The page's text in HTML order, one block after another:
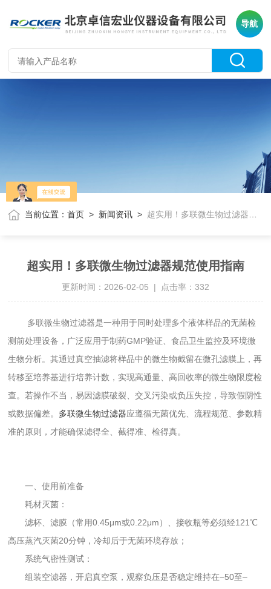
导航
当前位置：首页 > 新闻资讯 > 超实用！多联微生物过滤器规范使用指南
超实用！多联微生物过滤器规范使用指南
更新时间：2026-02-05 | 点击率：332
多联微生物过滤器是一种用于同时处理多个液体样品的无菌检
测前处理设备，广泛应用于制药GMP验证、食品卫生监控及环境微
生物分析。其通过真空抽滤将样品中的微生物截留在微孔滤膜上，再
转移至培养基进行培养计数，实现高通量、高回收率的微生物限度检
查。若操作不当，易因滤膜破裂、交叉污染或负压失控，导致假阴性
或数据偏差。 多联微生物过滤器应遵循无菌优先、流程规范、参数精
准的原则，才能确保滤得全、截得准、检得真。
一、使用前准备
耗材灭菌：
滤杯、滤膜（常用0.45μm或0.22μm）、接收瓶等必须经121℃
高压蒸汽灭菌20分钟，冷却后于无菌环境存放；
系统气密性测试：
组装空滤器，开启真空泵，观察负压是否稳定维持在–50至–